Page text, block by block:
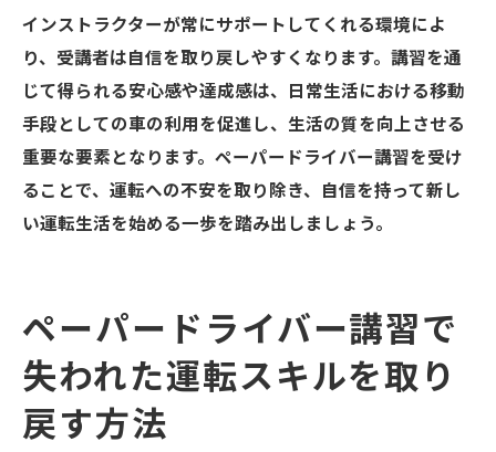
インストラクターが常にサポートしてくれる環境によ
り、受講者は自信を取り戻しやすくなります。講習を通
じて得られる安心感や達成感は、日常生活における移動
手段としての車の利用を促進し、生活の質を向上させる
重要な要素となります。ペーパードライバー講習を受け
ることで、運転への不安を取り除き、自信を持って新し
い運転生活を始める一歩を踏み出しましょう。
ペーパードライバー講習で
失われた運転スキルを取り
戻す方法